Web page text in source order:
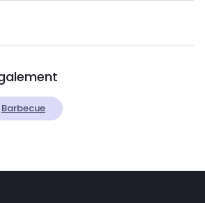
Barbecue